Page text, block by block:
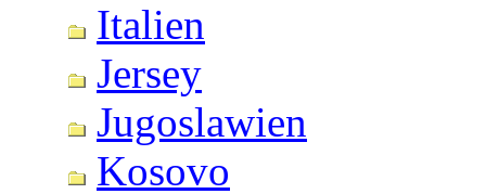
Italien
Jersey
Jugoslawien
Kosovo